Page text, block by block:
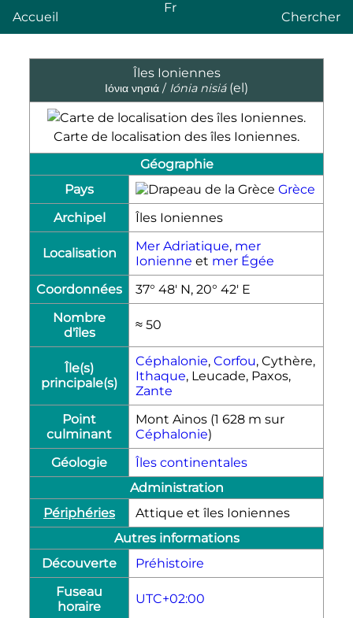
Accueil
Fr
Chercher
Îles Ioniennes
Ιόνια νησιά / Iónia nisiá (el)
Carte de localisation des îles Ioniennes.
Géographie
Pays
Grèce
Archipel
Îles Ioniennes
Localisation Mer Adriatique, mer
Ionienne et mer Égée
Coordonnées
37° 48′ N, 20° 42′ E
Nombre
d'îles
≈ 50
Île(s)
principale(s)
Céphalonie, Corfou, Cythère,
Ithaque, Leucade, Paxos,
Zante
Point
culminant
Mont Ainos (1 628 m sur
Céphalonie)
Géologie
Îles continentales
Administration
Périphéries
Attique et îles Ioniennes
Autres informations
Découverte
Préhistoire
Fuseau
horaire
UTC+02:00